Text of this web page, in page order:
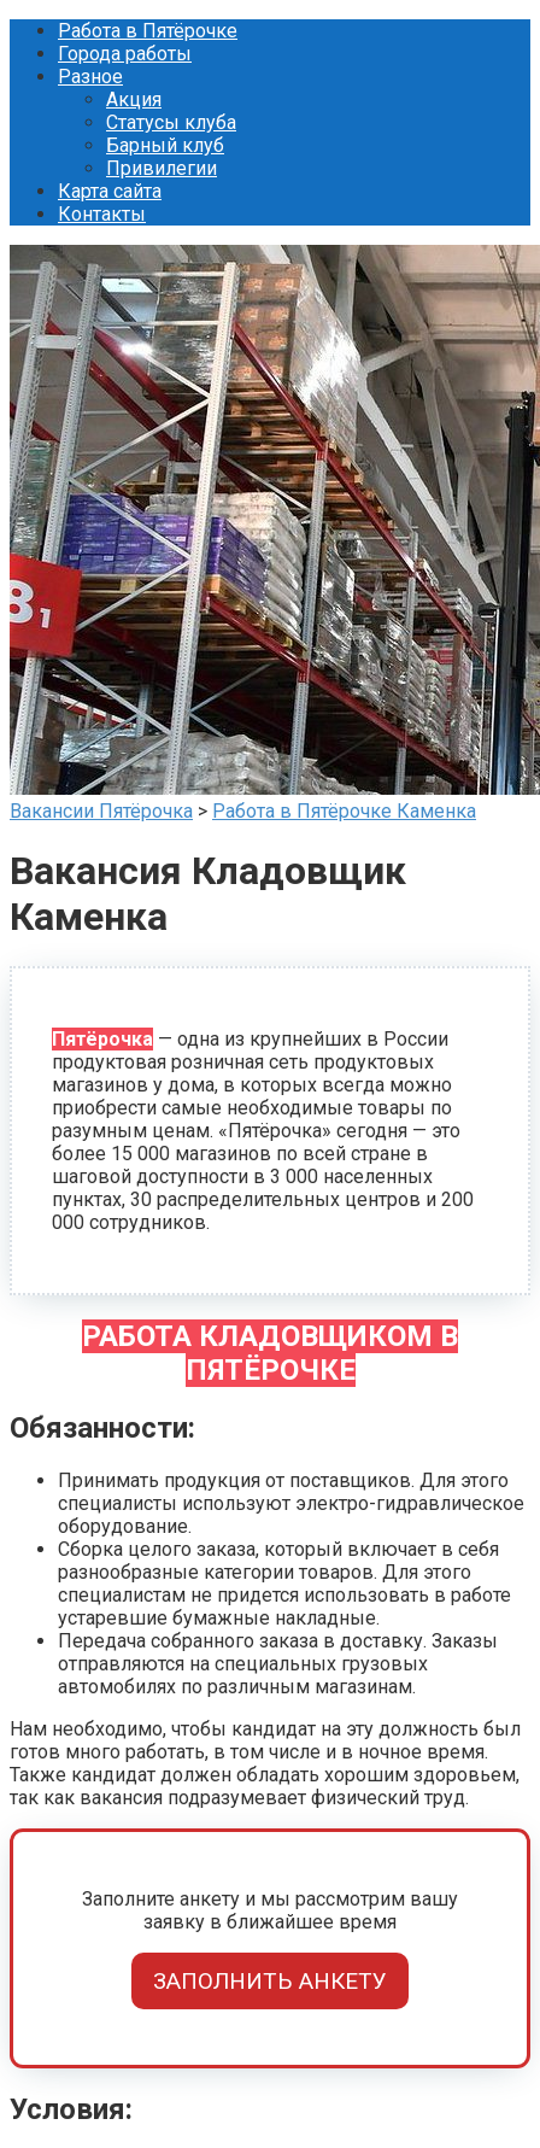
Перейти
контенту
Работа в Пятёрочке
Города работы
Разное
Акция
Статусы клуба
Барный клуб
Привилегии
Карта сайта
Контакты
Вакансии Пятёрочка > Работа в Пятёрочке Каменка
Вакансия Кладовщик
Каменка
Пятёрочка — одна из крупнейших в России
продуктовая розничная сеть продуктовых
магазинов у дома, в которых всегда можно
приобрести самые необходимые товары по
разумным ценам. «Пятёрочка» сегодня — это
более 15 000 магазинов по всей стране в
шаговой доступности в 3 000 населенных
пунктах, 30 распределительных центров и 200
000 сотрудников.
РАБОТА КЛАДОВЩИКОМ В
ПЯТЁРОЧКЕ
Обязанности:
Принимать продукция от поставщиков. Для этого
специалисты используют электро-гидравлическое
оборудование.
Сборка целого заказа, который включает в себя
разнообразные категории товаров. Для этого
специалистам не придется использовать в работе
устаревшие бумажные накладные.
Передача собранного заказа в доставку. Заказы
отправляются на специальных грузовых
автомобилях по различным магазинам.
Нам необходимо, чтобы кандидат на эту должность был
готов много работать, в том числе и в ночное время.
Также кандидат должен обладать хорошим здоровьем,
так как вакансия подразумевает физический труд.
Заполните анкету и мы рассмотрим вашу
заявку в ближайшее время
ЗАПОЛНИТЬ АНКЕТУ
Условия: